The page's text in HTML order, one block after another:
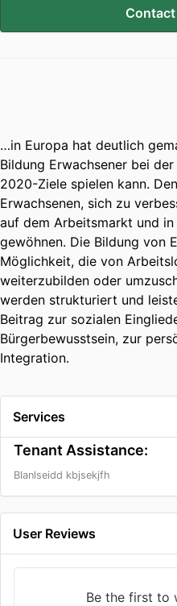
…in Europa hat deutlich
Bildung Erwachsener bei
2020-Ziele spielen kann.
Erwachsenen, sich zu
auf dem Arbeitsmarkt und
gewöhnen. Die Bildung von
Möglichkeit, die von
weiterzubilden oder
werden strukturiert und
Beitrag zur sozialen
Bürgerbewusstsein, zur
Integration.
Services
Tenant Assistance:
Blanlseidd kbjsekjfh
User Reviews
Be the first to